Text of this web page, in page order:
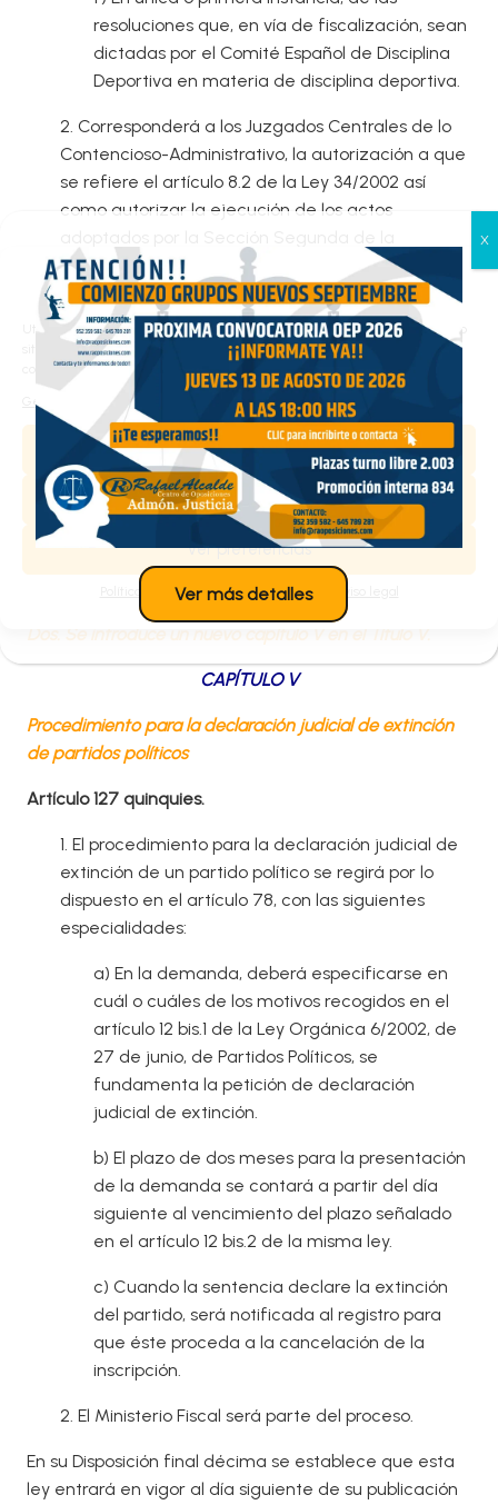
Gestionar el consentimiento
de las cookies
Utilizamos cookies propias y de terceros para analizar el tráfico en nuestro
sitio web y personalizar el contenido. Puede aceptar todas las cookies,
configurarlas según sus preferencias o rechazarlas.
Gestionar los servicios
Aceptar
Denegar
Ver preferencias
Política de cookiesPolítica de privacidad
resoluciones que, en vía de fiscalización, sean
dictadas por el Comité Español de Disciplina
Deportiva en materia de disciplina deportiva.
2. Corresponderá a los Juzgados Centrales de lo
Contencioso-Administrativo, la autorización a que
se refiere el artículo 8.2 de la Ley 34/2002 así
como autorizar la ejecución de los actos
Comisión de Propiedad Intelectual para que se
interrumpa la prestación de servicios de la
sociedad de la información o para que se retiren
contenidos que vulneren la propiedad intelectual,
en aplicación de la Ley 34/2002, de 11 de julio, de
Servicios de la Sociedad de la información y de
Comercio Electrónico.
3. Igualmente conocerán los Juzgados Centrales
de lo Contencioso Administrativo del
procedimiento previsto en el artículo 12 bis de la
Ley Orgánica 6/2002, de 27 de junio, de Partidos
Dos. Se introduce un nuevo capítulo V en el Título V.
CAPÍTULO V
Procedimiento para la declaración judicial de extinción
de partidos políticos
Artículo 127 quinquies.
1. El procedimiento para la declaración judicial de
extinción de un partido político se regirá por lo
dispuesto en el artículo 78, con las siguientes
especialidades:
a) En la demanda, deberá especificarse en
cuál o cuáles de los motivos recogidos en el
artículo 12 bis.1 de la Ley Orgánica 6/2002, de
27 de junio, de Partidos Políticos, se
fundamenta la petición de declaración
judicial de extinción.
b) El plazo de dos meses para la presentación
de la demanda se contará a partir del día
siguiente al vencimiento del plazo señalado
en el artículo 12 bis.2 de la misma ley.
c) Cuando la sentencia declare la extinción
del partido, será notificada al registro para
que éste proceda a la cancelación de la
inscripción.
2. El Ministerio Fiscal será parte del proceso.
En su Disposición final décima se establece que esta
ley entrará en vigor al día siguiente de su publicación
Ver más detalles